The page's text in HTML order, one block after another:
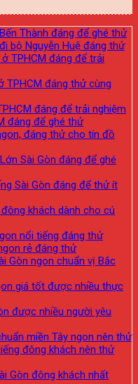
Thành đáng để ghé thử
bộ Nguyễn Huệ đáng thử
TPHCM đáng để trải
TPHCM đáng thử cùng
đáng để trải nghiệm
đáng để ghé thử
đáng thử cho tín đồ
Sài Gòn đáng để ghé
Sài Gòn đáng để thử ít
khách dành cho cú
nổi tiếng đáng thử
rẻ đáng thử
Gòn ngon chuẩn vị Bắc
giá tốt được nhiều thực
được nhiều người yêu
miền Tây ngon nên thử
đông khách nên thử
Gòn đông khách nhất